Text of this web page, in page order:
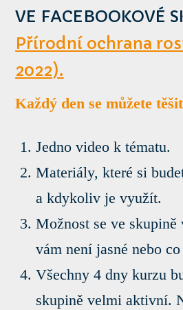
VE FACEBOOKOVÉ
Přírodní ochrana
2022).
Každý den se můžete
Jedno video k tématu.
Materiály, které si
a kdykoliv je využít.
Možnost se ve skupině
vám není jasné nebo
Všechny 4 dny kurzu
skupině velmi aktivní.